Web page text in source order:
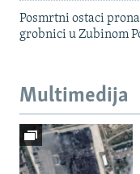
Posmrtni ostaci
grobnici u Zubinom
Multimedija